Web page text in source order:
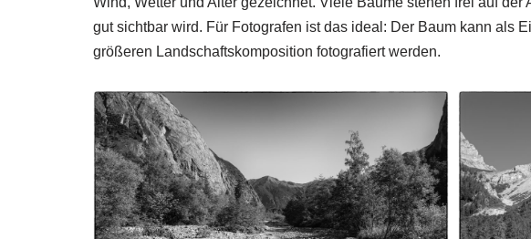
gut sichtbar wird. Für Fotografen ist das ideal: Der Baum kann als
größeren Landschaftskomposition fotografiert werden.